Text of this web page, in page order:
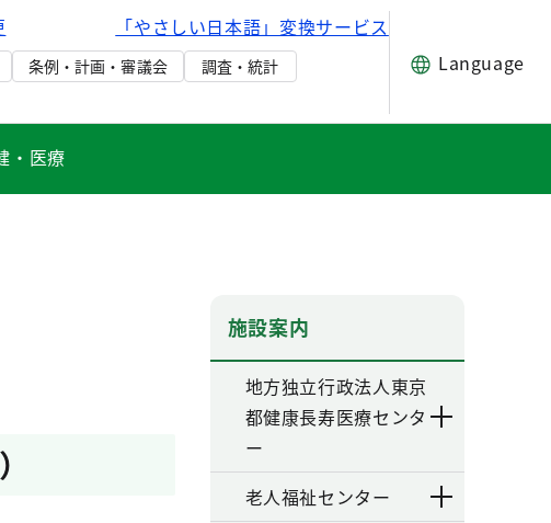
「やさしい日本語」変換サービス
条例・計画・審議会
調査・統計
Language
・医療
施設案内
地方独立行政法人東京
都健康長寿医療センタ
ー
老人福祉センター